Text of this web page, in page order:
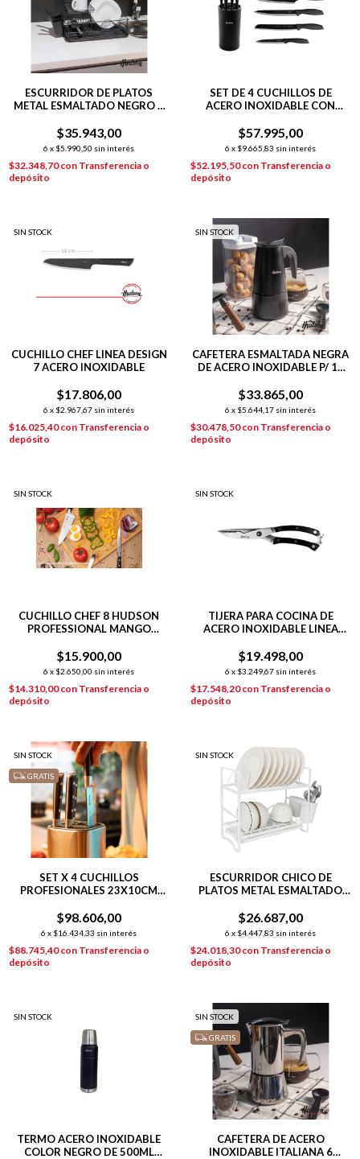
ESCURRIDOR DE PLATOS
METAL ESMALTADO NEGRO 2
$35.943,00
6 x $5.990,50 sin interés
$32.348,70con Transferencia o
depósito
SET DE 4 CUCHILLOS DE
ACERO INOXIDABLE CON
NEGRO
$57.995,00
6 x $9.665,83 sin interés
$52.195,50con Transferencia o
depósito
SIN STOCK
CUCHILLO CHEF LINEA DESIGN
7 ACERO INOXIDABLE
$17.806,00
6 x $2.967,67 sin interés
$16.025,40con Transferencia o
depósito
SIN STOCK
CAFETERA ESMALTADA NEGRA
DE ACERO INOXIDABLE P/ 12
$33.865,00
6 x $5.644,17 sin interés
$30.478,50con Transferencia o
depósito
SIN STOCK
CUCHILLO CHEF 8 HUDSON
PROFESSIONAL MANGO
$15.900,00
6 x $2.650,00 sin interés
$14.310,00con Transferencia o
depósito
SIN STOCK
TIJERA PARA COCINA DE
ACERO INOXIDABLE LINEA
$19.498,00
6 x $3.249,67 sin interés
$17.548,20con Transferencia o
depósito
SIN STOCK
GRATIS
SET X 4 CUCHILLOS
PROFESIONALES 23X10CM
$98.606,00
6 x $16.434,33 sin interés
$88.745,40con Transferencia o
depósito
SIN STOCK
ESCURRIDOR CHICO DE
PLATOS METAL ESMALTADO
$26.687,00
6 x $4.447,83 sin interés
$24.018,30con Transferencia o
depósito
SIN STOCK
TERMO ACERO INOXIDABLE
COLOR NEGRO DE 500ML
SIN STOCK
GRATIS
CAFETERA DE ACERO
INOXIDABLE ITALIANA 6